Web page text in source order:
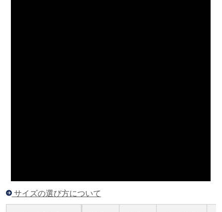
サイズの選び方について